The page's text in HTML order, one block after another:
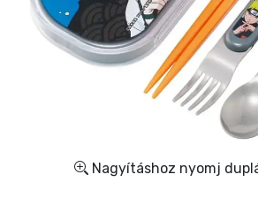
Nagyításhoz nyomj
Ajándékkártya
Szállítás és fizetés
Sorozatos cuccok